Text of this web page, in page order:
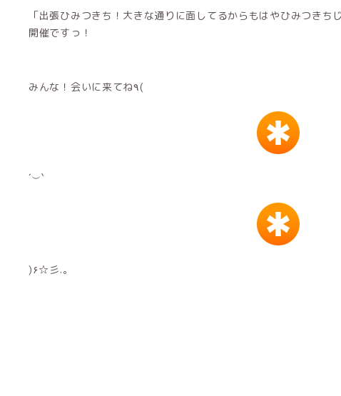
「出張ひみつきち！大きな通りに面してるからもはやひみつきち
開催ですっ！
みんな！会いに来てね٩(
´︶`
)۶☆彡.。